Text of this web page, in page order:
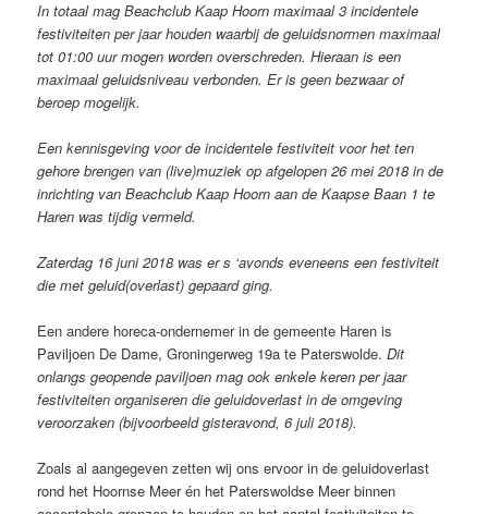
In totaal mag Beachclub Kaap Hoorn maximaal 3 incidentele
festiviteiten per jaar houden waarbij de geluidsnormen maximaal
tot 01:00 uur mogen worden overschreden. Hieraan is een
maximaal geluidsniveau verbonden. Er is geen bezwaar of
beroep mogelijk.
Een kennisgeving voor de incidentele festiviteit voor het ten
gehore brengen van (live)muziek op afgelopen 26 mei 2018 in de
inrichting van Beachclub Kaap Hoorn aan de Kaapse Baan 1 te
Haren was tijdig vermeld.
Zaterdag 16 juni 2018 was er s ‘avonds eveneens een festiviteit
die met geluid(overlast) gepaard ging.
Een andere horeca-ondernemer in de gemeente Haren is
Paviljoen De Dame, Groningerweg 19a te Paterswolde.Dit
onlangs geopende paviljoen mag ook enkele keren per jaar
festiviteiten organiseren die geluidoverlast in de omgeving
veroorzaken (bijvoorbeeld gisteravond, 6 juli 2018).
Zoals al aangegeven zetten wij ons ervoor in de geluidoverlast
rond het Hoornse Meer én het Paterswoldse Meer binnen